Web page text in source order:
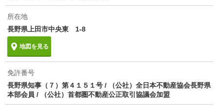
所在地
長野県上田市中央東 1-8
地図を見る
免許番号
長野県知事（７）第４１５１号 / （公社）全日本不動産協会長野県
本部会員 / （公社）首都圏不動産公正取引協議会加盟